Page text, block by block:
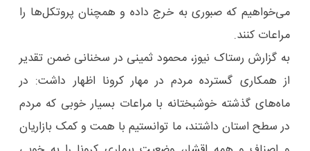
می‌خواهیم که صبوری به خرج داده و همچنان پروتکل‌ها را
مراعات کنند.
به گزارش رستاک نیوز، محمود ثمینی در سخنانی ضمن تقدیر
از همکاری گسترده مردم در مهار کرونا اظهار داشت: در
ماه‌های گذشته خوشبختانه با مراعات بسیار خوبی که مردم
در سطح استان داشتند، ما توانستیم با همت و کمک بازاریان